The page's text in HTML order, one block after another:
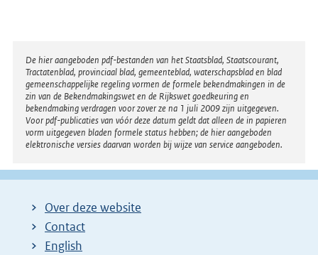
Disclaimer
De hier aangeboden pdf-bestanden van het Staatsblad, Staatscourant,
Tractatenblad, provinciaal blad, gemeenteblad, waterschapsblad en blad
gemeenschappelijke regeling vormen de formele bekendmakingen in de
zin van de Bekendmakingswet en de Rijkswet goedkeuring en
bekendmaking verdragen voor zover ze na 1 juli 2009 zijn uitgegeven.
Voor pdf-publicaties van vóór deze datum geldt dat alleen de in papieren
vorm uitgegeven bladen formele status hebben; de hier aangeboden
elektronische versies daarvan worden bij wijze van service aangeboden.
Over deze website
Contact
English